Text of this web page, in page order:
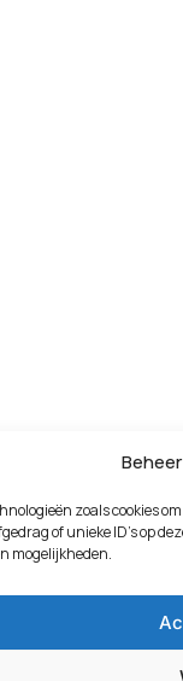
zoals cookies
of unieke ID's op
mogelijkheden.